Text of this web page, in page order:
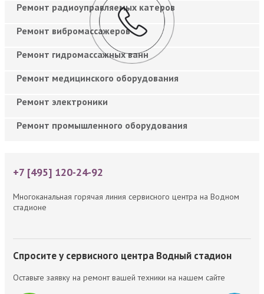
Ремонт радиоуправляемых катеров
Ремонт вибромассажеров
Ремонт гидромассажных ванн
Ремонт медицинского оборудования
Ремонт электроники
Ремонт промышленного оборудования
+7 [495] 120-24-92
Многоканальная горячая линия сервисного центра на Водном
стадионе
Спросите у сервисного центра Водный стадион
Оставьте заявку на ремонт вашей техники на нашем сайте